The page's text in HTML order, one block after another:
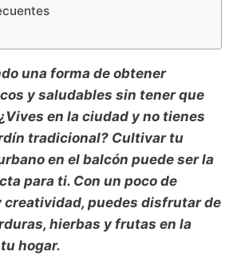
una forma de obtener
y saludables sin tener que
en la ciudad y no tienes
tradicional? Cultivar tu
en el balcón puede ser la
para ti. Con un poco de
puedes disfrutar de
hierbas y frutas en la
hogar.